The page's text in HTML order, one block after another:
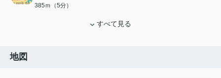
385ｍ（5分）
すべて見る
地図